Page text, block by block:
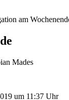
am
Mades
um 11:37 Uhr